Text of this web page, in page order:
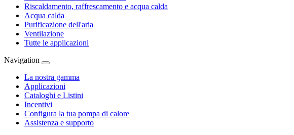
Riscaldamento, raffrescamento e acqua calda
Acqua calda
Purificazione dell'aria
Ventilazione
Tutte le applicazioni
Navigation
La nostra gamma
Applicazioni
Cataloghi e Listini
Incentivi
Configura la tua pompa di calore
Assistenza e supporto